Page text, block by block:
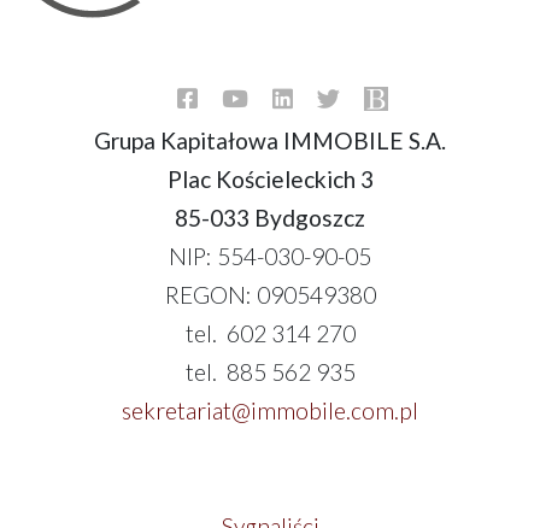
Grupa Kapitałowa IMMOBILE S.A.
Plac Kościeleckich 3
85-033 Bydgoszcz
NIP: 554-030-90-05
REGON: 090549380
tel. 602 314 270
tel. 885 562 935
sekretariat@immobile.com.pl